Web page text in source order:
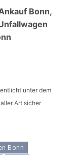
Bonn,
unter dem
Art sicher
Bonn